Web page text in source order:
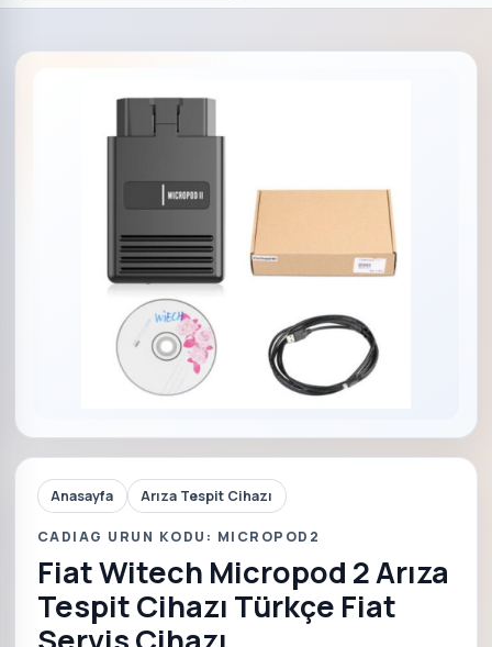
Anasayfa Arıza Tespit Cihazı
CADIAG URUN KODU: MICROPOD2
Fiat Witech Micropod 2 Arıza
Tespit Cihazı Türkçe Fiat